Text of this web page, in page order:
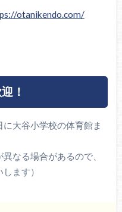
otanikendo.com/
！
大谷小学校の体育館ま
なる場合があるので、
ます）